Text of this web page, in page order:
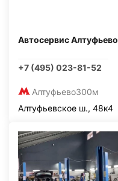
Автосервис Алтуфьево
+7 (495) 023-81-52
Алтуфьево300м
Алтуфьевское ш., 48к4